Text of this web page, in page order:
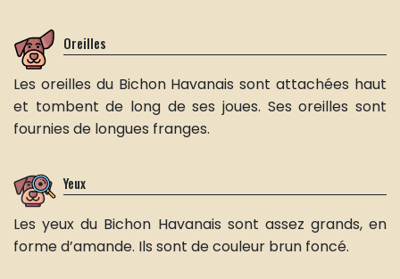
Oreilles
Les oreilles du Bichon Havanais sont attachées haut
et tombent de long de ses joues. Ses oreilles sont
fournies de longues franges.
Yeux
Les yeux du Bichon Havanais sont assez grands, en
forme d’amande. Ils sont de couleur brun foncé.